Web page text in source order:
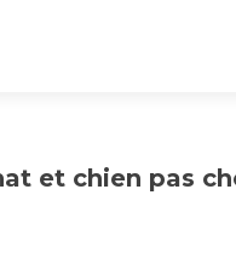
et chien pas